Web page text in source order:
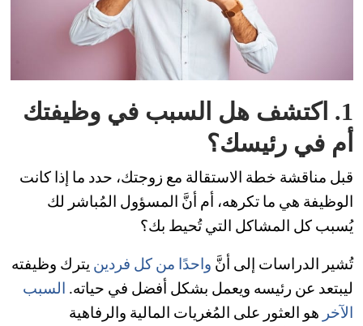
1. اكتشف هل السبب في وظيفتك
أم في رئيسك؟
قبل مناقشة خطة الاستقالة مع زوجتك، حدد ما إذا كانت
الوظيفة هي ما تكرهه، أم أنَّ المسؤول المُباشر لك
يُسبب كل المشاكل التي تُحيط بك؟
تُشير الدراسات إلى أنَّ واحدًا من كل فردين يترك وظيفته
ليبتعد عن رئيسه ويعمل بشكل أفضل في حياته. السبب
الآخر هو العثور على المُغريات المالية والرفاهية